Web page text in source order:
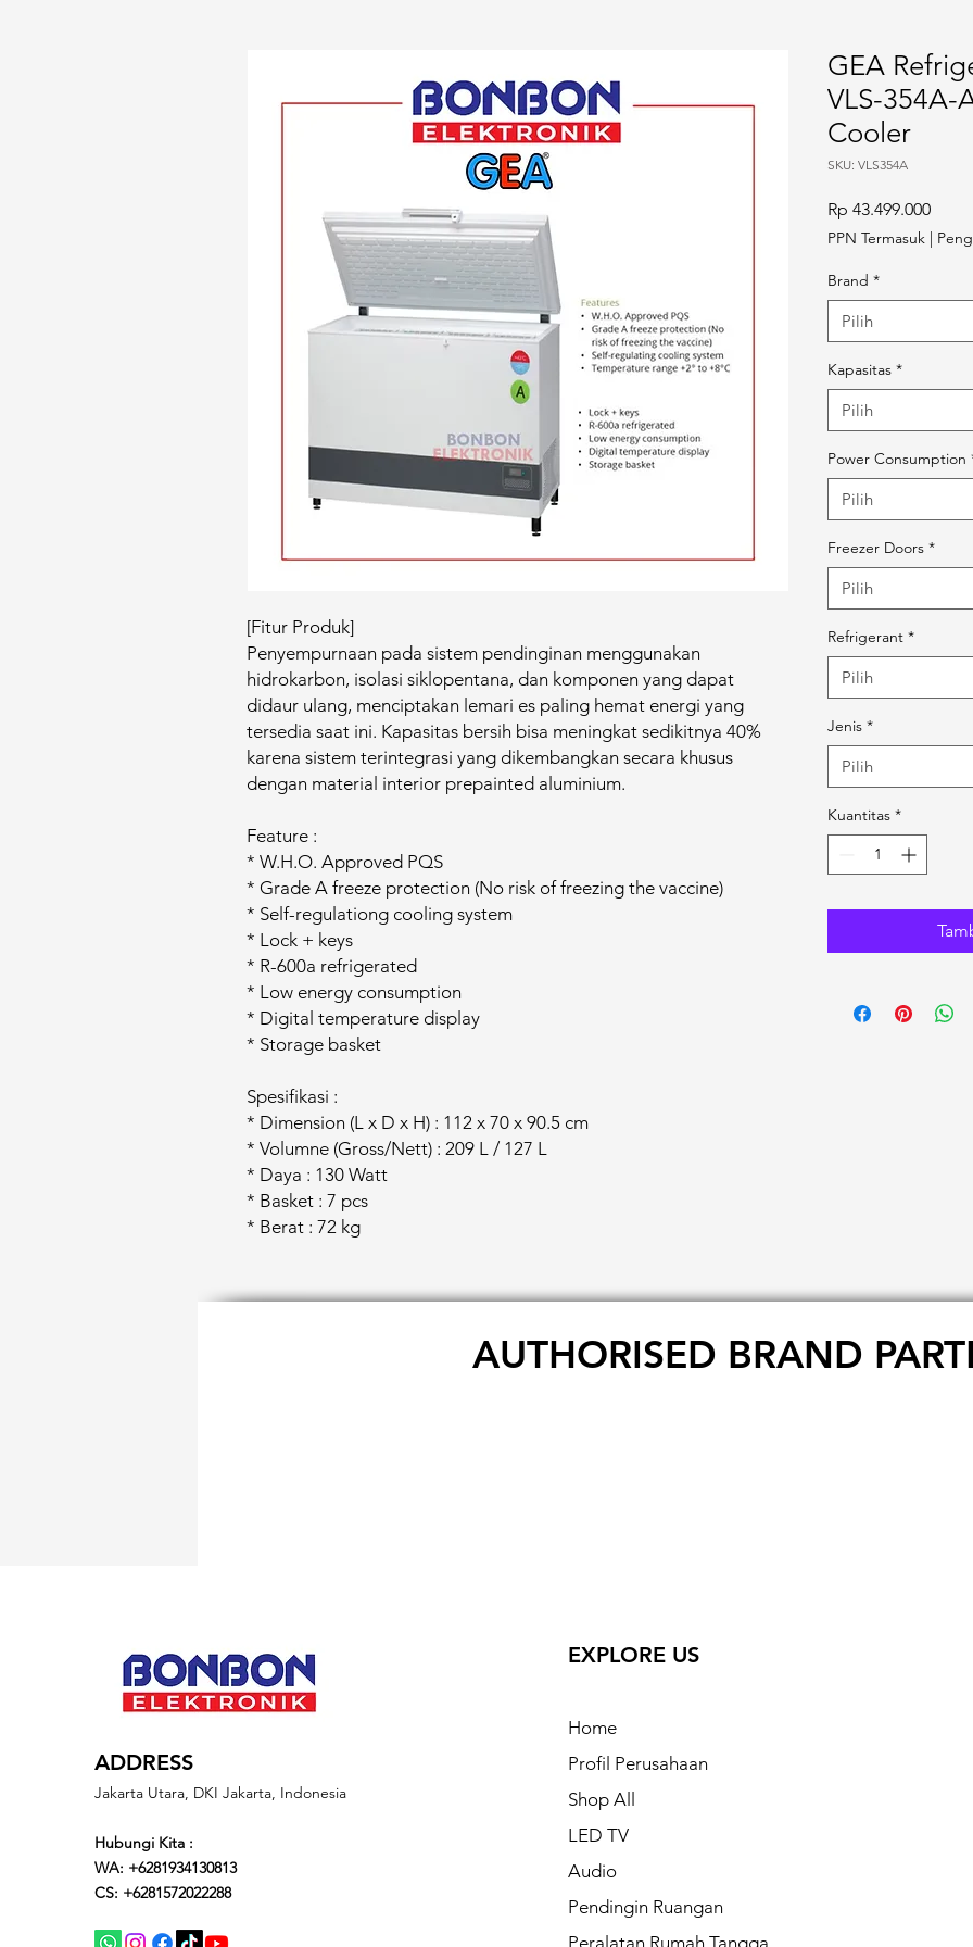
[Fitur Produk]
Penyempurnaan pada sistem pendinginan menggunakan
hidrokarbon, isolasi siklopentana, dan komponen yang dapat
didaur ulang, menciptakan lemari es paling hemat energi yang
tersedia saat ini. Kapasitas bersih bisa meningkat sedikitnya 40%
karena sistem terintegrasi yang dikembangkan secara khusus
dengan material interior prepainted aluminium.
Feature :
* W.H.O. Approved PQS
* Grade A freeze protection (No risk of freezing the vaccine)
* Self-regulationg cooling system
* Lock + keys
* R-600a refrigerated
* Low energy consumption
* Digital temperature display
* Storage basket
Spesifikasi :
* Dimension (L x D x H) : 112 x 70 x 90.5 cm
* Volumne (Gross/Nett) : 209 L / 127 L
* Daya : 130 Watt
* Basket : 7 pcs
* Berat : 72 kg
GEA
VLS-354A-
Cooler
SKU: VLS354A
Rp 43.499.000
PPN Termasuk |
Brand *
Pilih
Kapasitas *
Pilih
Power Consumption
Pilih
Freezer Doors *
Pilih
Refrigerant *
Pilih
Jenis *
Pilih
Kuantitas *
AUTHORISED BRAND
ADDRESS
Jakarta Utara, DKI Jakarta, Indonesia
Hubungi Kita :
WA: +6281934130813
CS: +6281572022288
EXPLORE US
Home
Profil Perusahaan
Shop All
LED TV
Audio
Pendingin Ruangan
Peralatan Rumah Tangga